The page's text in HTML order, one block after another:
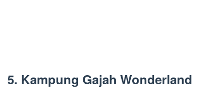
5. Kampung Gajah Wonderland